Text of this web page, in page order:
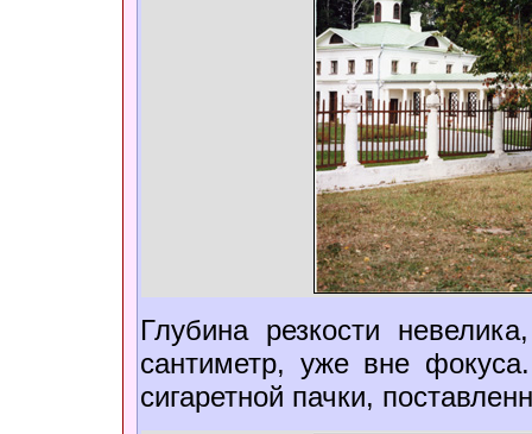
Глубина резкости
сантиметр, уже вне
сигаретной пачки,